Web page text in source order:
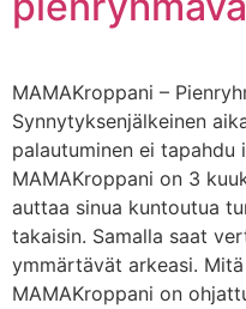
MAMAKroppani –
Synnytyksenjälkeinen
palautuminen ei tapahdu
MAMAKroppani on 3
auttaa sinua kuntoutua
takaisin. Samalla saat
ymmärtävät arkeasi.
MAMAKroppani on